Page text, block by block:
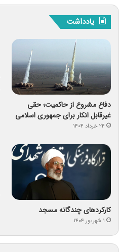
یادداشت
دفاع مشروع از حاکمیت؛ حقی
غیرقابل انکار برای جمهوری اسلامی
۲۴ خرداد ۱۴۰۴
کارکردهای چندگانه مسجد
۱ شهریور ۱۴۰۴